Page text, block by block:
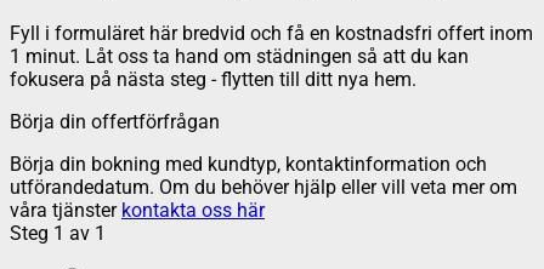
Fyll i formuläret här bredvid och få en kostnadsfri offert inom
1 minut. Låt oss ta hand om städningen så att du kan
fokusera på nästa steg - flytten till ditt nya hem.
Börja din offertförfrågan
Börja din bokning med kundtyp, kontaktinformation och
utförandedatum. Om du behöver hjälp eller vill veta mer om
våra tjänster kontakta oss här
Steg 1 av 1